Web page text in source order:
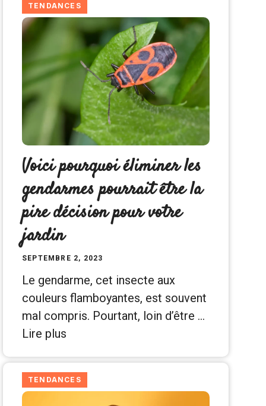
TENDANCES
Voici pourquoi éliminer les
gendarmes pourrait être la
pire décision pour votre
jardin
SEPTEMBRE 2, 2023
Le gendarme, cet insecte aux
couleurs flamboyantes, est souvent
mal compris. Pourtant, loin d’être …
Lire plus
TENDANCES